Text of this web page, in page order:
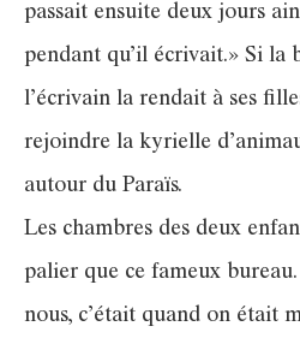
passait ensuite deux jours
pendant qu’il écrivait.» Si la
l’écrivain la rendait à ses
rejoindre la kyrielle
autour du Paraïs.
Les chambres des deux
palier que ce fameux
nous, c’était quand on était